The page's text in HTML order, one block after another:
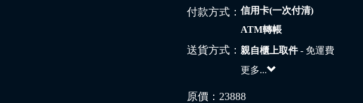
付款方式：信用卡(一次付清)
ATM轉帳
送貨方式：親自櫃上取件- 免運費
更多...
原價： 23888